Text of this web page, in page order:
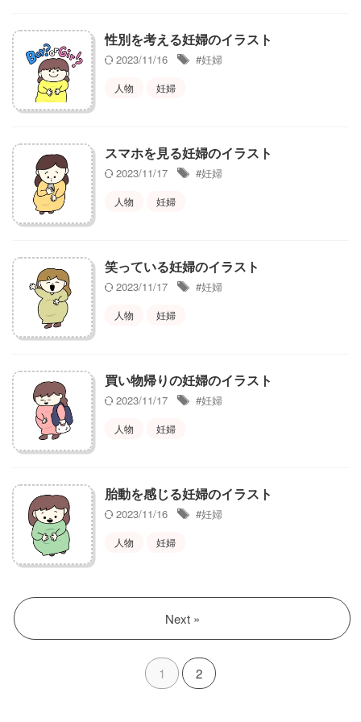
性別を考える妊婦のイラスト
2023/11/16 #妊婦
人物 妊婦
スマホを見る妊婦のイラスト
2023/11/17 #妊婦
人物 妊婦
笑っている妊婦のイラスト
2023/11/17 #妊婦
人物 妊婦
買い物帰りの妊婦のイラスト
2023/11/17 #妊婦
人物 妊婦
胎動を感じる妊婦のイラスト
2023/11/16 #妊婦
人物 妊婦
1 2
Next »